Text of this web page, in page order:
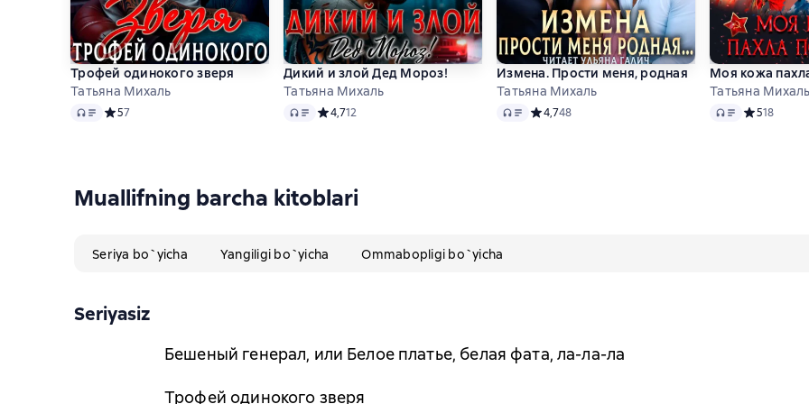
Трофей одинокого зверя
Татьяна Михаль
Audio Средний рейтинг 5 на основе 7 оценок
57
Дикий и злой Дед Мороз!
Татьяна Михаль
Audio Средний рейтинг 4,7 на основе 12 оценок
4,712
Измена. Прости меня, родная
Татьяна Михаль
Audio Средний рейтинг 4,7 на основе 48 оценок
4,748
Моя кожа
Татьяна Михаль
Audio Средний
518
Muallifning barcha kitoblari
Seriya bo`yicha Yangiligi bo`yicha Ommabopligi bo`yicha
Seriyasiz
Бешеный генерал, или Белое платье, белая фата, ла-ла-ла
Трофей одинокого зверя